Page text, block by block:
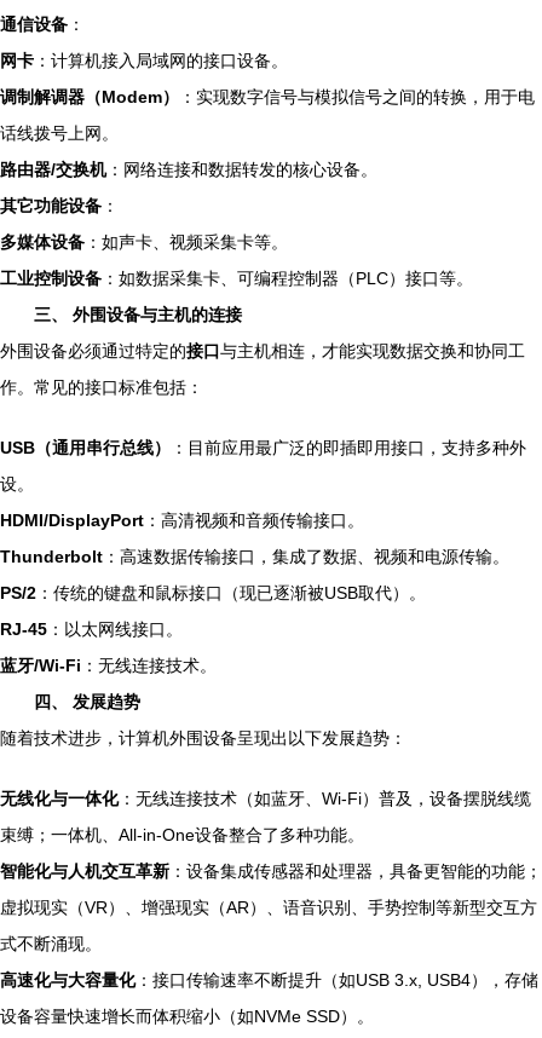
通信设备 ：
网卡 ：计算机接入局域网的接口设备。
调制解调器（Modem）
：实现数字信号与模拟信号之间的转换，用于电
话线拨号上网。
路由器/交换机：网络连接和数据转发的核心设备。
其它功能设备 ：
多媒体设备 ：如声卡、视频采集卡等。
工业控制设备 ：如数据采集卡、可编程控制器（PLC）接口等。
三、 外围设备与主机的连接
外围设备必须通过特定的接口与主机相连，才能实现数据交换和协同工
作。常见的接口标准包括：
USB（通用串行总线）
：目前应用最广泛的即插即用接口，支持多种外
设。
HDMI/DisplayPort ：高清视频和音频传输接口。
Thunderbolt ：高速数据传输接口，集成了数据、视频和电源传输。
PS/2 ：传统的键盘和鼠标接口（现已逐渐被USB取代）。
RJ-45 ：以太网线接口。
蓝牙/Wi-Fi ：无线连接技术。
四、 发展趋势
随着技术进步，计算机外围设备呈现出以下发展趋势：
无线化与一体化：无线连接技术（如蓝牙、Wi-Fi）普及，设备摆脱线缆
束缚；一体机、All-in-One设备整合了多种功能。
智能化与人机交互革新 ：设备集成传感器和处理器，具备更智能的功能；
虚拟现实（VR）、增强现实（AR）、语音识别、手势控制等新型交互方
式不断涌现。
高速化与大容量化：接口传输速率不断提升（如USB 3.x, USB4），存储
设备容量快速增长而体积缩小（如NVMe SSD）。